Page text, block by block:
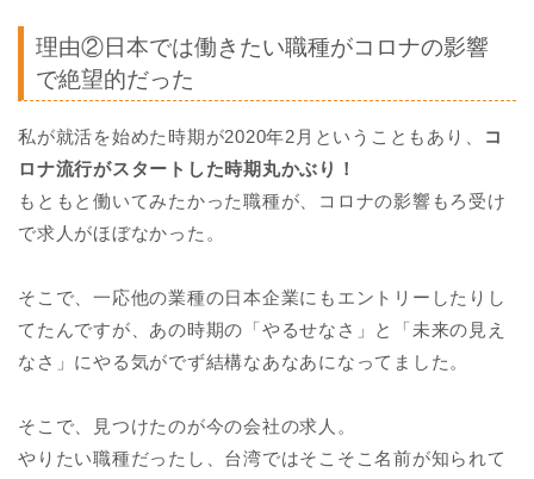
理由②日本では働きたい職種がコロナの影響
で絶望的だった
私が就活を始めた時期が2020年2月ということもあり、
コ
ロナ流行がスタートした時期丸かぶり！
もともと働いてみたかった職種が、コロナの影響もろ受け
で求人がほぼなかった。
そこで、一応他の業種の日本企業にもエントリーしたりし
てたんですが、あの時期の「やるせなさ」と「未来の見え
なさ」にやる気がでず結構なあなあになってました。
そこで、見つけたのが今の会社の求人。
やりたい職種だったし、台湾ではそこそこ名前が知られて